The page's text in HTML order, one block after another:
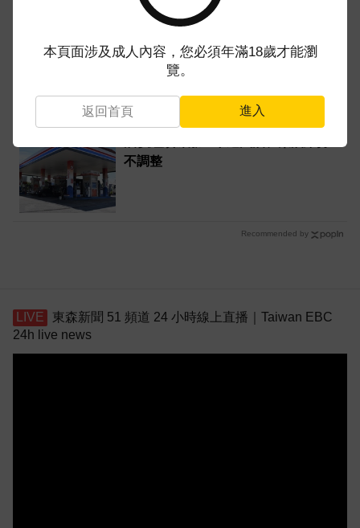
本頁面涉及成人內容，您必須年滿18歲才能瀏
覽。
返回首頁 進入
Costco經典熟食睽違近10年回歸！老
會員激動：每次去必找
不調整
Recommended by
東森新聞 51 頻道 24 小時線上直播｜Taiwan EBC
24h live news